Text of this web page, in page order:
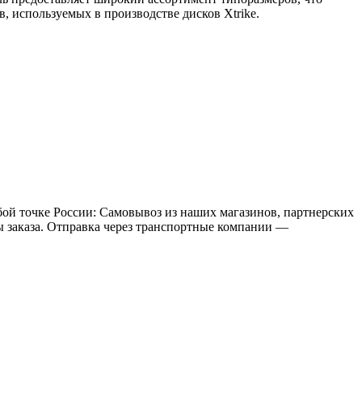
используемых в производстве дисков Xtrike.
точке России: Самовывоз из наших магазинов, партнерских
заказа. Отправка через транспортные компании —